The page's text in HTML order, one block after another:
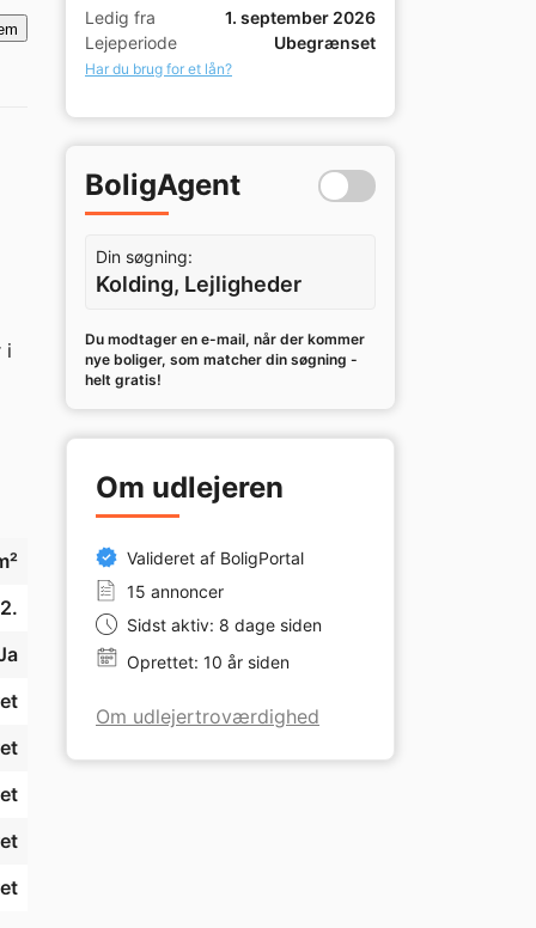
i
2.
Ledig fra
1. september 2026
Lejeperiode
Ubegrænset
Har du brug for et lån?
BoligAgent
Din søgning:
Kolding, Lejligheder
Du modtager en e-mail, når der kommer
nye boliger, som matcher din søgning -
helt gratis!
Om udlejeren
Valideret af BoligPortal
15 annoncer
Sidst aktiv: 8 dage siden
Oprettet: 10 år siden
Om udlejertroværdighed